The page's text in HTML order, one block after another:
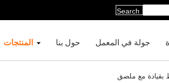
Search
المنتجات حول بنا جولة في المعمل
بقيادة مع ملصق